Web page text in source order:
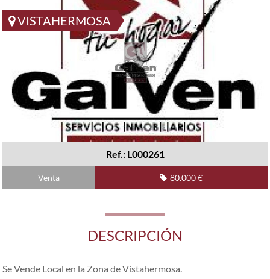
VISTAHERMOSA
Ref.: L000261
Venta 80.000 €
DESCRIPCIÓN
Se Vende Local en la Zona de Vistahermosa.